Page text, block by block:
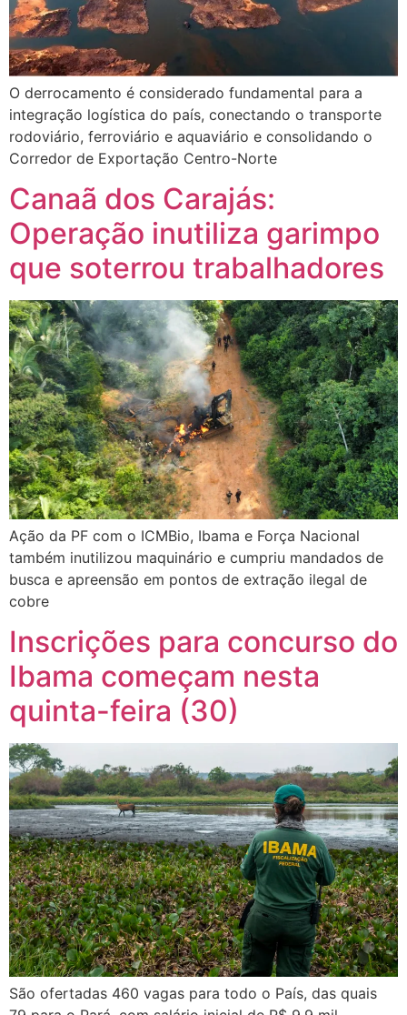
O derrocamento é considerado fundamental para a
integração logística do país, conectando o transporte
rodoviário, ferroviário e aquaviário e consolidando o
Corredor de Exportação Centro-Norte
Canaã dos Carajás:
Operação inutiliza garimpo
que soterrou trabalhadores
Ação da PF com o ICMBio, Ibama e Força Nacional
também inutilizou maquinário e cumpriu mandados de
busca e apreensão em pontos de extração ilegal de
cobre
Inscrições para concurso do
Ibama começam nesta
quinta-feira (30)
São ofertadas 460 vagas para todo o País, das quais